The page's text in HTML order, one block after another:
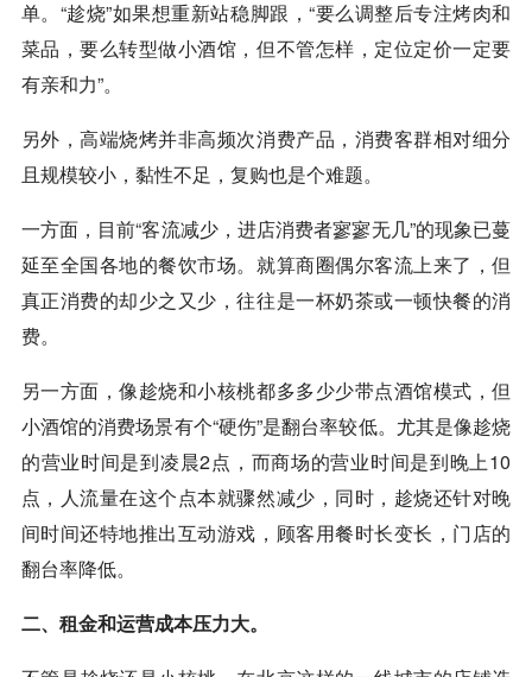
单。“趁烧”如果想重新站稳脚跟，“要么调整后专注烤肉和
菜品，要么转型做小酒馆，但不管怎样，定位定价一定要
有亲和力”。
另外，高端烧烤并非高频次消费产品，消费客群相对细分
且规模较小，黏性不足，复购也是个难题。
一方面，目前“客流减少，进店消费者寥寥无几”的现象已蔓
延至全国各地的餐饮市场。就算商圈偶尔客流上来了，但
真正消费的却少之又少，往往是一杯奶茶或一顿快餐的消
费。
另一方面，像趁烧和小核桃都多多少少带点酒馆模式，但
小酒馆的消费场景有个“硬伤”是翻台率较低。尤其是像趁烧
的营业时间是到凌晨2点，而商场的营业时间是到晚上10
点，人流量在这个点本就骤然减少，同时，趁烧还针对晚
间时间还特地推出互动游戏，顾客用餐时长变长，门店的
翻台率降低。
二、租金和运营成本压力大。